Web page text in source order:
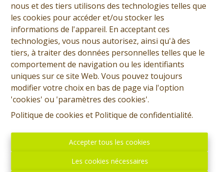
nous et des tiers utilisons des technologies telles que
les cookies pour accéder et/ou stocker les
informations de l'appareil. En acceptant ces
technologies, vous nous autorisez, ainsi qu'à des
tiers, à traiter des données personnelles telles que le
comportement de navigation ou les identifiants
uniques sur ce site Web. Vous pouvez toujours
modifier votre choix en bas de page via l'option
'cookies' ou 'paramètres des cookies'.
Politique de cookies et Politique de confidentialité.
Accepter tous les cookies
Les cookies nécessaires
Prix: Offre à partir de 285.000 euros, frais d'agence non
inclus et à charge de l'acquéreur. Chouette villa
actuellement habitable de plain-pied et comprenant:
Rez: Hall d'entrée, WC, buanderie, garage, living,
cuisine équipée, hall de nuit, salle de douche, 3
chambres avec bureau/pièce dressing attenante. Etage:
Grand grenier aménageable. Divers: Chauffage central
MAZOUT avec production d'eau chaude, châssis double
vitrage. PEB: D - 327 kWh/m².an. RC: 827 euros.
Superficie totale: 13 ares 34 ca. Prix: Offre à partir de
285.000 euros, frais d'agence non inclus et à charge de
l'acquéreur. Publicité à caractère non contractuel et ne
constituant pas une offre. Les propriétaires se